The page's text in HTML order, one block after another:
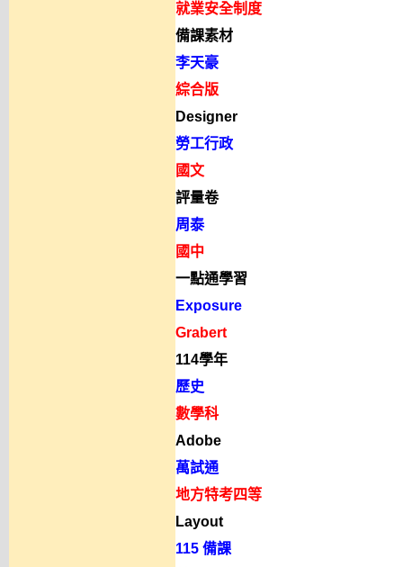
就業安全制度
備課素材
李天豪
綜合版
Designer
勞工行政
國文
評量卷
周泰
國中
一點通學習
Exposure
Grabert
114學年
歷史
數學科
Adobe
萬試通
地方特考四等
Layout
115 備課